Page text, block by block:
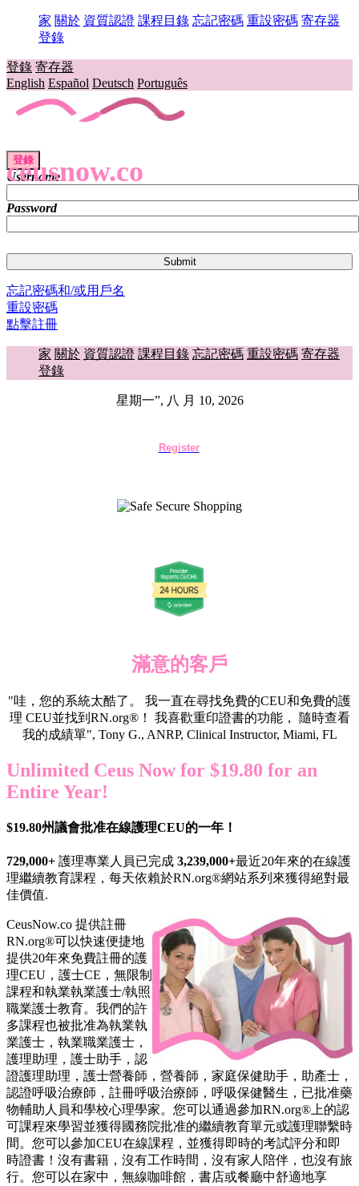
家 關於 資質認證 課程目錄 忘記密碼 重設密碼 寄存器
登錄
登錄 寄存器
English Español Deutsch Português
ceusnow.co
登錄
Username
Password
忘記密碼和/或用戶名
重設密碼
點擊註冊
家 關於 資質認證 課程目錄 忘記密碼 重設密碼 寄存器
登錄
星期一”, 八 月 10, 2026
Register
滿意的客戶
"哇，您的系統太酷了。 我一直在尋找免費的CEU和免費的護
理 CEU並找到RN.org®！ 我喜歡重印證書的功能， 隨時查看
我的成績單", Tony G., ANRP, Clinical Instructor, Miami, FL
Unlimited Ceus Now for $19.80 for an
Entire Year!
$19.80州議會批准在線護理CEU的一年！
729,000+ 護理專業人員已完成 3,239,000+最近20年來的在線護
理繼續教育課程，每天依賴於RN.org®網站系列來獲得絕對最
佳價值.
CeusNow.co 提供註冊
RN.org®可以快速便捷地
提供20年來免費註冊的護
理CEU，護士CE，無限制
課程和執業執業護士/執照
職業護士教育。我們的許
多課程也被批准為執業執
業護士，執業職業護士，
護理助理，護士助手，認
證護理助理，護士營養師，營養師，家庭保健助手，助產士，
認證呼吸治療師，註冊呼吸治療師，呼吸保健醫生，已批准藥
物輔助人員和學校心理學家。您可以通過參加RN.org®上的認
可課程來學習並獲得國務院批准的繼續教育單元或護理聯繫時
間。您可以參加CEU在線課程，並獲得即時的考試評分和即
時證書！沒有書籍，沒有工作時間，沒有家人陪伴，也沒有旅
行。您可以在家中，無線咖啡館，書店或餐廳中舒適地享